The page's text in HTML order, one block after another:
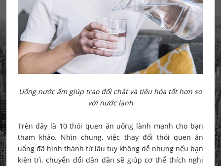
Uống nước ấm giúp trao đổi chất và tiêu hóa tốt hơn so
với nước lạnh
Trên đây là 10 thói quen ăn uống lành mạnh cho bạn
tham khảo. Nhìn chung, việc thay đổi thói quen ăn
uống đã hình thành từ lâu tuy không dễ nhưng nếu bạn
kiên trì, chuyển đổi dần dần sẽ giúp cơ thể thích nghi